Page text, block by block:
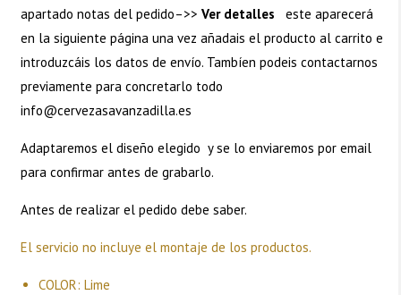
apartado notas del pedido–>> Ver detalles
este aparecerá
en la siguiente página una vez añadais el producto al carrito e
introduzcáis los datos de envío. Tambíen podeis contactarnos
previamente para concretarlo todo
info@cervezasavanzadilla.es
Adaptaremos el diseño elegido y se lo enviaremos por email
para confirmar antes de grabarlo.
Antes de realizar el pedido debe saber.
El servicio no incluye el montaje de los productos.
COLOR: Lime